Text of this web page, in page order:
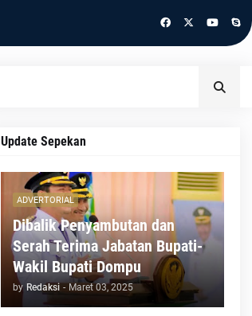
Update Sepekan
ADVERTORIAL
Dibalik Penyambutan dan
Serah Terima Jabatan Bupati-
Wakil Bupati Dompu
by Redaksi - Maret 03, 2025